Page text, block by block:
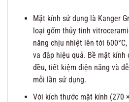
Mặt kính sử dụng là Kanger
loại gốm thủy tinh
năng chịu nhiệt lên tới
va đập hiệu quả. Bề mặt
đều, tiết kiệm điện năng và
mỗi lần sử dụng.
Với kích thước mặt kính (270